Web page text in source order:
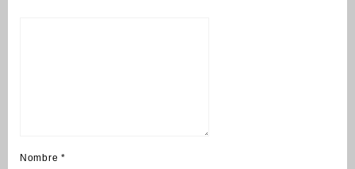
Nombre *